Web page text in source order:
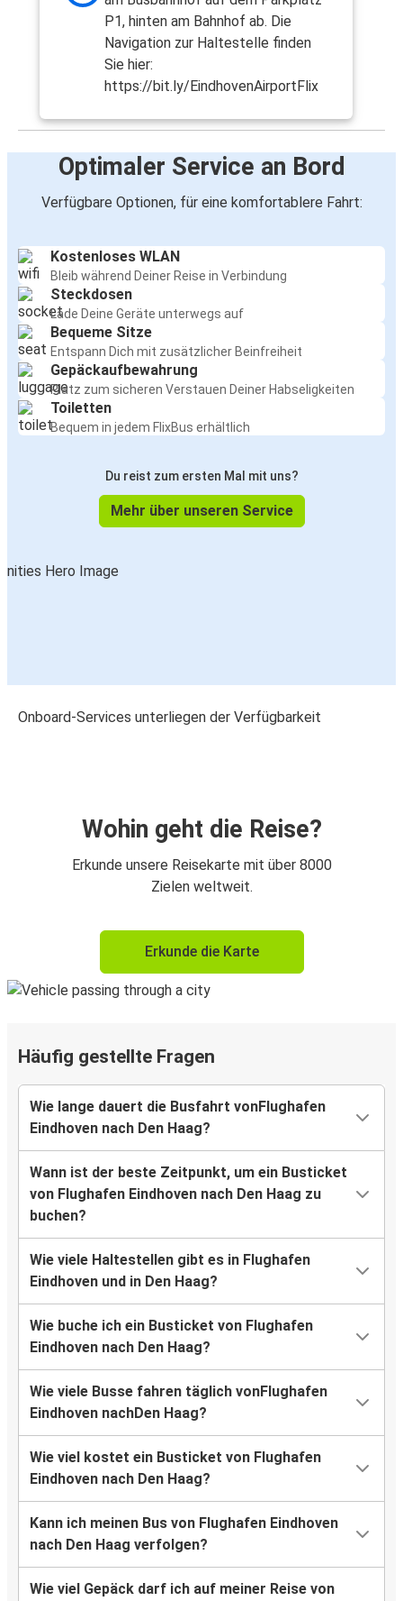
P1, hinten am Bahnhof ab. Die
Navigation zur Haltestelle finden
Sie hier:
https://bit.ly/EindhovenAirportFlix
Optimaler Service an Bord
Verfügbare Optionen, für eine komfortablere Fahrt:
Kostenloses WLAN
Bleib während Deiner Reise in Verbindung
Steckdosen
Lade Deine Geräte unterwegs auf
Bequeme Sitze
Entspann Dich mit zusätzlicher Beinfreiheit
Gepäckaufbewahrung
Platz zum sicheren Verstauen Deiner Habseligkeiten
Toiletten
Bequem in jedem FlixBus erhältlich
Du reist zum ersten Mal mit uns?
Mehr über unseren Service
Onboard-Services unterliegen der Verfügbarkeit
Wohin geht die Reise?
Erkunde unsere Reisekarte mit über 8000
Zielen weltweit.
Erkunde die Karte
Häufig gestellte Fragen
Wie lange dauert die Busfahrt vonFlughafen
Eindhoven nach Den Haag?
Wann ist der beste Zeitpunkt, um ein Busticket
von Flughafen Eindhoven nach Den Haag zu
buchen?
Wie viele Haltestellen gibt es in Flughafen
Eindhoven und in Den Haag?
Wie buche ich ein Busticket von Flughafen
Eindhoven nach Den Haag?
Wie viele Busse fahren täglich vonFlughafen
Eindhoven nachDen Haag?
Wie viel kostet ein Busticket von Flughafen
Eindhoven nach Den Haag?
Kann ich meinen Bus von Flughafen Eindhoven
nach Den Haag verfolgen?
Wie viel Gepäck darf ich auf meiner Reise von